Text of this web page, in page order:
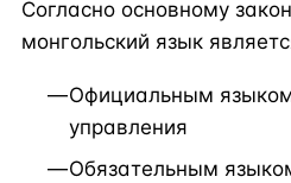
Согласно основному
монгольский язык
Официальным языком
управления
Обязательным